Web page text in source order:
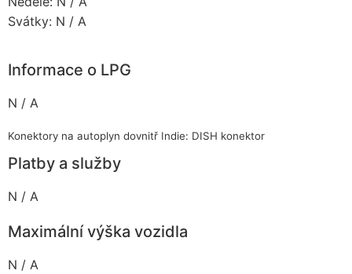
Svátky: N / A
Informace o LPG
N / A
Konektory na autoplyn dovnitř Indie: DISH konektor
Platby a služby
N / A
Maximální výška vozidla
N / A